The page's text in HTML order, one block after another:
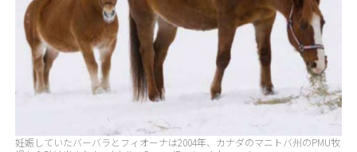
妊娠していたバーバラとフィオーナは2004年、カナダのマニトバ州のPMU牧